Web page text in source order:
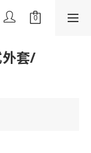
套/